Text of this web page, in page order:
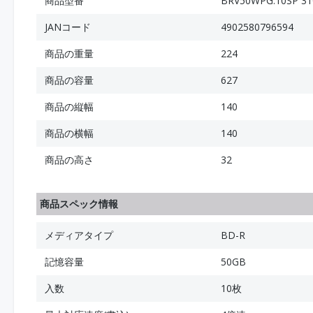
JANコード
4902580796594
商品の重量
224
商品の容量
627
商品の縦幅
140
商品の横幅
140
商品の高さ
32
商品スペック情報
メディアタイプ
BD-R
記憶容量
50GB
入数
10枚